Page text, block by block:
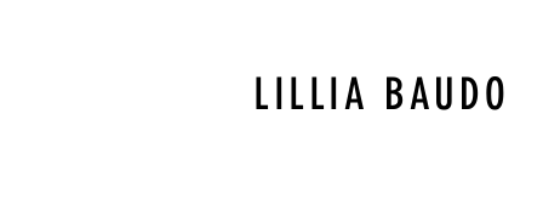
LILLIA BAUDO